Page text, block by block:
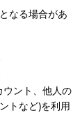
なる場合があ
ウント、他人の
トなど)を利用